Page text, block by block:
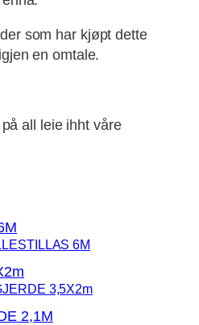
som har kjøpt dette
en omtale.
all leie ihht våre
6M
3,5X2m